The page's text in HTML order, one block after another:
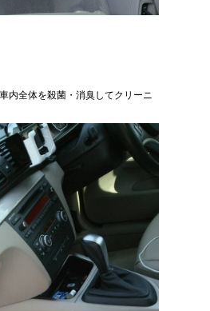
内全体を殺菌・消臭してクリーニ